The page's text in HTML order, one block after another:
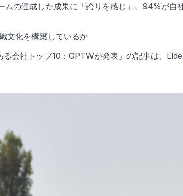
の達成した成果に「誇りを感じ」、94%が
文化を構築しているか
会社トップ10：GPTWが発表」の記事は、